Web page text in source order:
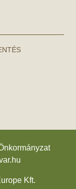
Kft.